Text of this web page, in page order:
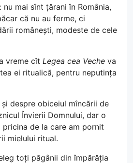
nu mai sînt țărani în România,
că nu au ferme, ci
românești, modeste de cele
vreme cît Legea cea Veche va
ei ritualică, pentru neputința
despre obiceiul mîncării de
Învierii Domnului, dar o
de la care am pornit
mielului ritual.
toți păgânii din împărăția